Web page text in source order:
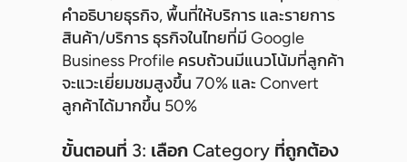
คำอธิบายธุรกิจ, พื้นที่ให้บริการ และรายการ
สินค้า/บริการ ธุรกิจในไทยที่มี Google
Business Profile ครบถ้วนมีแนวโน้มที่ลูกค้า
จะแวะเยี่ยมชมสูงขึ้น 70% และ Convert
ลูกค้าได้มากขึ้น 50%
ขั้นตอนที่ 3: เลือก Category ที่ถูกต้อง